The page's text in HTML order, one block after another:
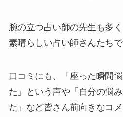
腕の立つ占い師の先生も多
素晴らしい占い師さんたちで
口コミにも、「座った瞬間
た」という声や「自分の悩
た」など皆さん前向きなコ